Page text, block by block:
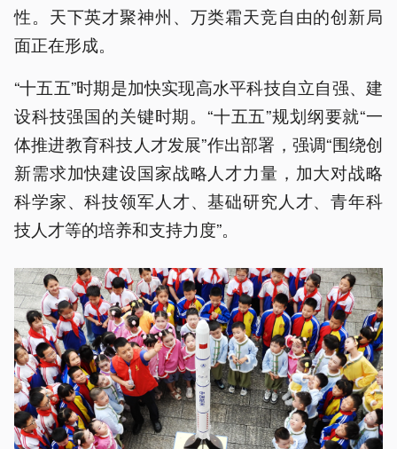
性。天下英才聚神州、万类霜天竞自由的创新局
面正在形成。
“十五五”时期是加快实现高水平科技自立自强、建
设科技强国的关键时期。“十五五”规划纲要就“一
体推进教育科技人才发展”作出部署，强调“围绕创
新需求加快建设国家战略人才力量，加大对战略
科学家、科技领军人才、基础研究人才、青年科
技人才等的培养和支持力度”。